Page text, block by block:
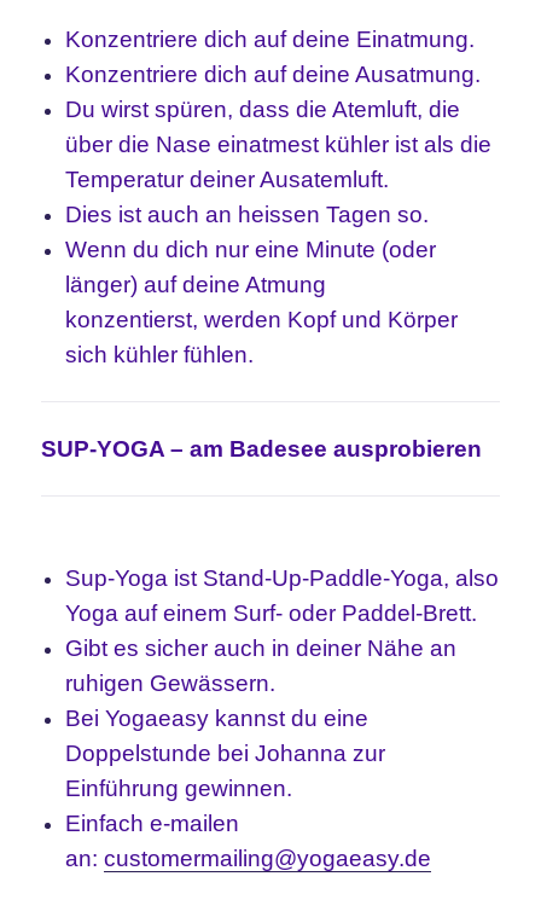
Konzentriere dich auf deine Einatmung.
Konzentriere dich auf deine Ausatmung.
Du wirst spüren, dass die Atemluft, die
über die Nase einatmest kühler istals die
Temperatur deiner Ausatemluft.
Dies ist auch an heissen Tagen so.
Wenn du dich nur eine Minute (oder
länger) auf deine Atmung
konzentierst,werden Kopf und Körper
sich kühler fühlen.
SUP-YOGA – am Badesee ausprobieren
Sup-Yoga ist Stand-Up-Paddle-Yoga, also
Yoga auf einem Surf- oder Paddel-Brett.
Gibt es sicher auch in deiner Nähe an
ruhigen Gewässern.
Bei Yogaeasy kannst du eine
Doppelstunde bei Johanna zur
Einführung gewinnen.
Einfach e-mailen
an:customermailing@yogaeasy.de